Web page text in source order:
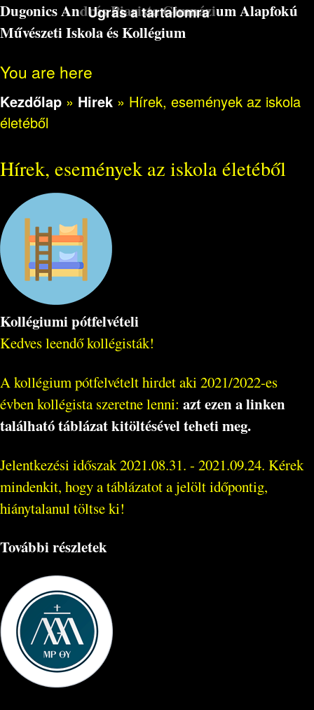
Ugrás a tartalomra
Dugonics András Piarista Gimnázium Alapfokú
Művészeti Iskola és Kollégium
You are here
Kezdőlap » Hirek » Hírek, események az iskola
életéből
Hírek, események az iskola életéből
Kollégiumi pótfelvételi
Kedves leendő kollégisták!
A kollégium pótfelvételt hirdet aki 2021/2022-es
évben kollégista szeretne lenni: azt ezen a linken
található táblázat kitöltésével teheti meg.
Jelentkezési időszak 2021.08.31. - 2021.09.24. Kérek
mindenkit, hogy a táblázatot a jelölt időpontig,
hiánytalanul töltse ki!
További részletek